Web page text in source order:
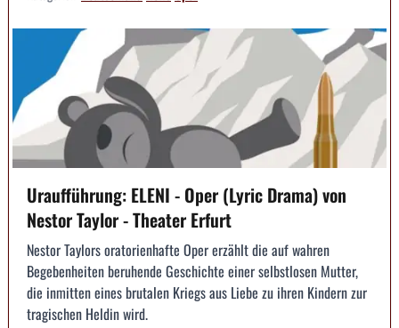
Uraufführung: ELENI - Oper (Lyric Drama) von
Nestor Taylor - Theater Erfurt
Nestor Taylors oratorienhafte Oper erzählt die auf wahren
Begebenheiten beruhende Geschichte einer selbstlosen Mutter,
die inmitten eines brutalen Kriegs aus Liebe zu ihren Kindern zur
tragischen Heldin wird.